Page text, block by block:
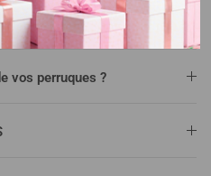
vos perruques ?